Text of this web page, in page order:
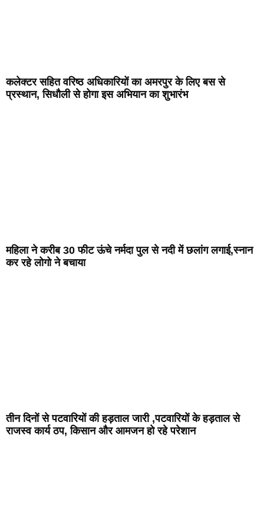
कलेक्टर सहित वरिष्ठ अधिकारियों का अमरपुर के लिए बस से
प्रस्थान, सिधौली से होगा इस अभियान का शुभारंभ
महिला ने करीब 30 फीट ऊंचे नर्मदा पुल से नदी में छलांग लगाई,स्नान
कर रहे लोगो ने बचाया
तीन दिनों से पटवारियों की हड़ताल जारी ,पटवारियों के हड़ताल से
राजस्व कार्य ठप, किसान और आमजन हो रहे परेशान